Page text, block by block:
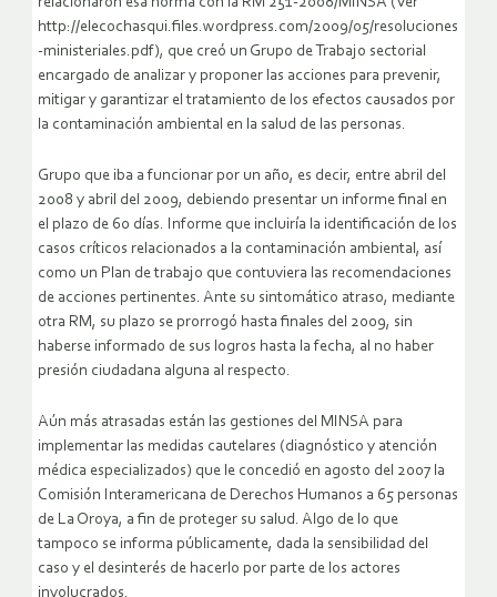
http://elecochasqui.files.wordpress.com/2009/05/resoluciones
-ministeriales.pdf), que creó un Grupo de Trabajo sectorial
encargado de analizar y proponer las acciones para prevenir,
mitigar y garantizar el tratamiento de los efectos causados por
la contaminación ambiental en la salud de las personas.
Grupo que iba a funcionar por un año, es decir, entre abril del
2008 y abril del 2009, debiendo presentar un informe final en
el plazo de 60 días. Informe que incluiría la identificación de los
casos críticos relacionados a la contaminación ambiental, así
como un Plan de trabajo que contuviera las recomendaciones
de acciones pertinentes. Ante su sintomático atraso, mediante
otra RM, su plazo se prorrogó hasta finales del 2009, sin
haberse informado de sus logros hasta la fecha, al no haber
presión ciudadana alguna al respecto.
Aún más atrasadas están las gestiones del MINSA para
implementar las medidas cautelares (diagnóstico y atención
médica especializados) que le concedió en agosto del 2007 la
Comisión Interamericana de Derechos Humanos a 65 personas
de La Oroya, a fin de proteger su salud. Algo de lo que
tampoco se informa públicamente, dada la sensibilidad del
caso y el desinterés de hacerlo por parte de los actores
involucrados.